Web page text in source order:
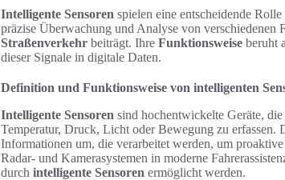
Intelligente Sensoren spielen eine entscheidende
präzise Überwachung und Analyse von verschiedenen
Straßenverkehr beiträgt. Ihre Funktionsweise beruht
dieser Signale in digitale Daten.
Definition und Funktionsweise von intelligenten
Intelligente Sensoren sind hochentwickelte Geräte,
Temperatur, Druck, Licht oder Bewegung zu erfassen.
Informationen um, die verarbeitet werden, um
Radar- und Kamerasystemen in moderne
durch intelligente Sensoren ermöglicht werden.